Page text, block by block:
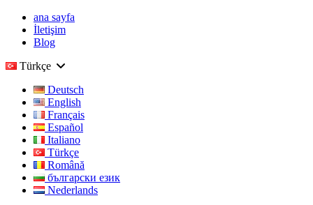
ana sayfa
İletişim
Blog
Türkçe
Deutsch
English
Français
Español
Italiano
Türkçe
Română
български език
Nederlands